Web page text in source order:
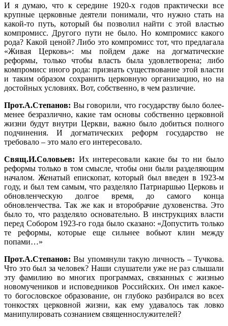
И я думаю, что к середине 1920-х годов практически все
крупные церковные деятели понимали, что нужно стать на
какой-то путь, который бы позволил найти с этой властью
компромисс. Другого пути не было. Но компромисс какого
рода? Какой ценой? Либо это компромисс тот, что предлагала
«Живая Церковь»: мы пойдем даже на догматические
реформы, только чтобы власть была удовлетворена; либо
компромисс иного рода: признать существование этой власти
и таким образом сохранить церковную организацию, но на
достойных условиях. Вот, собственно, в чем различие.
Прот.А.Степанов: Вы говорили, что государству было более-
менее безразлично, какие там основы собственно церковной
жизни будут внутри Церкви, важно было добиться полного
подчинения. И догматических реформ государство не
требовало – это мало его интересовало.
Свящ.И.Соловьев: Их интересовали какие бы то ни было
реформы только в том смысле, чтобы они были разделяющим
началом. Женатый епископат, который был введен в 1923-м
году, и был тем самым, что разделяло Патриаршью Церковь и
обновленческую долгое время, до самого конца
обновленчества. Так же как и второбрачие духовенства. Это
было то, что разделяло основательно. В инструкциях власти
перед Собором 1923-го года было сказано: «Допустить только
те реформы, которые еще сильнее вобьют клин между
попами…»
Прот.А.Степанов: Вы упомянули такую личность – Тучкова.
Что это был за человек? Наши слушатели уже не раз слышали
эту фамилию во многих программах, связанных с жизнью
новомучеников и исповедников Российских. Он имел какое-
то богословское образование, он глубоко разбирался во всех
тонкостях церковной жизни, как ему удавалось так ловко
манипулировать сознанием священнослужителей?